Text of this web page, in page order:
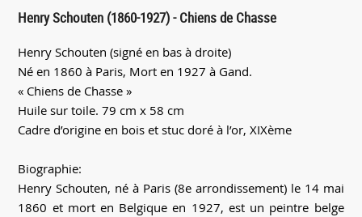
Henry Schouten (1860-1927) - Chiens de Chasse
Henry Schouten (signé en bas à droite)
Né en 1860 à Paris, Mort en 1927 à Gand.
« Chiens de Chasse »
Huile sur toile. 79 cm x 58 cm
Cadre d’origine en bois et stuc doré à l’or, XIXème
Biographie:
Henry Schouten, né à Paris (8e arrondissement) le 14 mai
1860 et mort en Belgique en 1927, est un peintre belge